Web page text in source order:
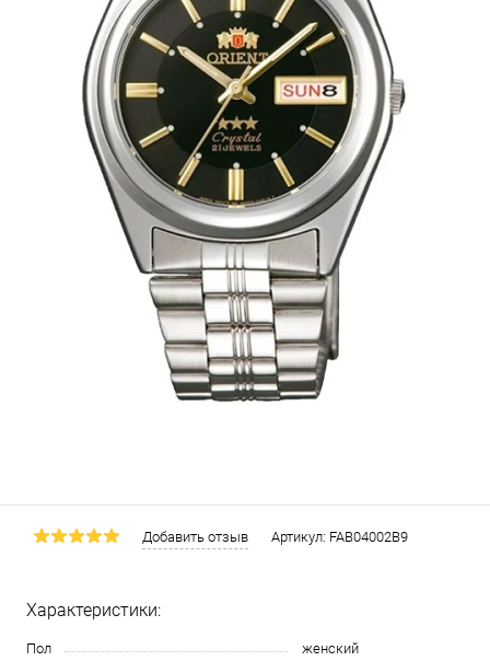
Добавить отзыв Артикул: FAB04002B9
Характеристики:
Пол
женский